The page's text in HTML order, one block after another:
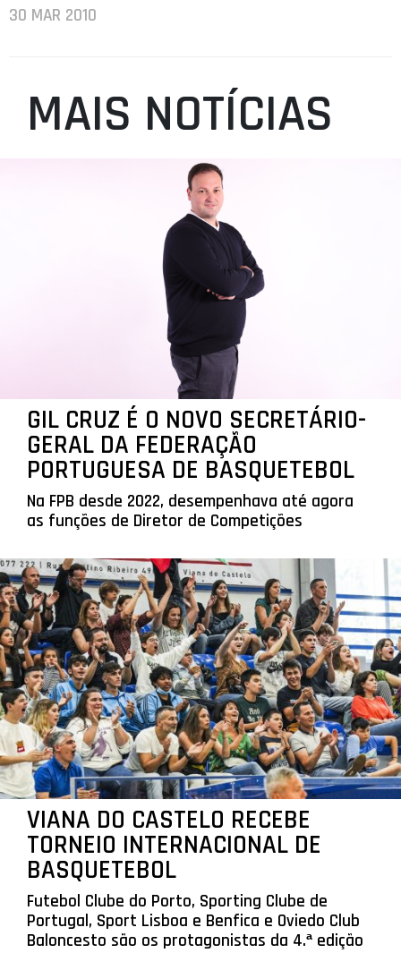
30 MAR 2010
MAIS NOTÍCIAS
GIL CRUZ É O NOVO SECRETÁRIO-
GERAL DA FEDERAÇÃO
PORTUGUESA DE BASQUETEBOL
Na FPB desde 2022, desempenhava até agora
as funções de Diretor de Competições
VIANA DO CASTELO RECEBE
TORNEIO INTERNACIONAL DE
BASQUETEBOL
Futebol Clube do Porto, Sporting Clube de
Portugal, Sport Lisboa e Benfica e Oviedo Club
Baloncesto são os protagonistas da 4.ª edição